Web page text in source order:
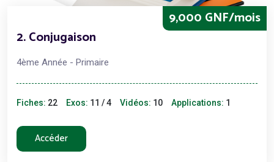
9,000 GNF/mois
2. Conjugaison
4ème Année - Primaire
Fiches: 22 Exos: 11 / 4 Vidéos: 10 Applications: 1
Accéder